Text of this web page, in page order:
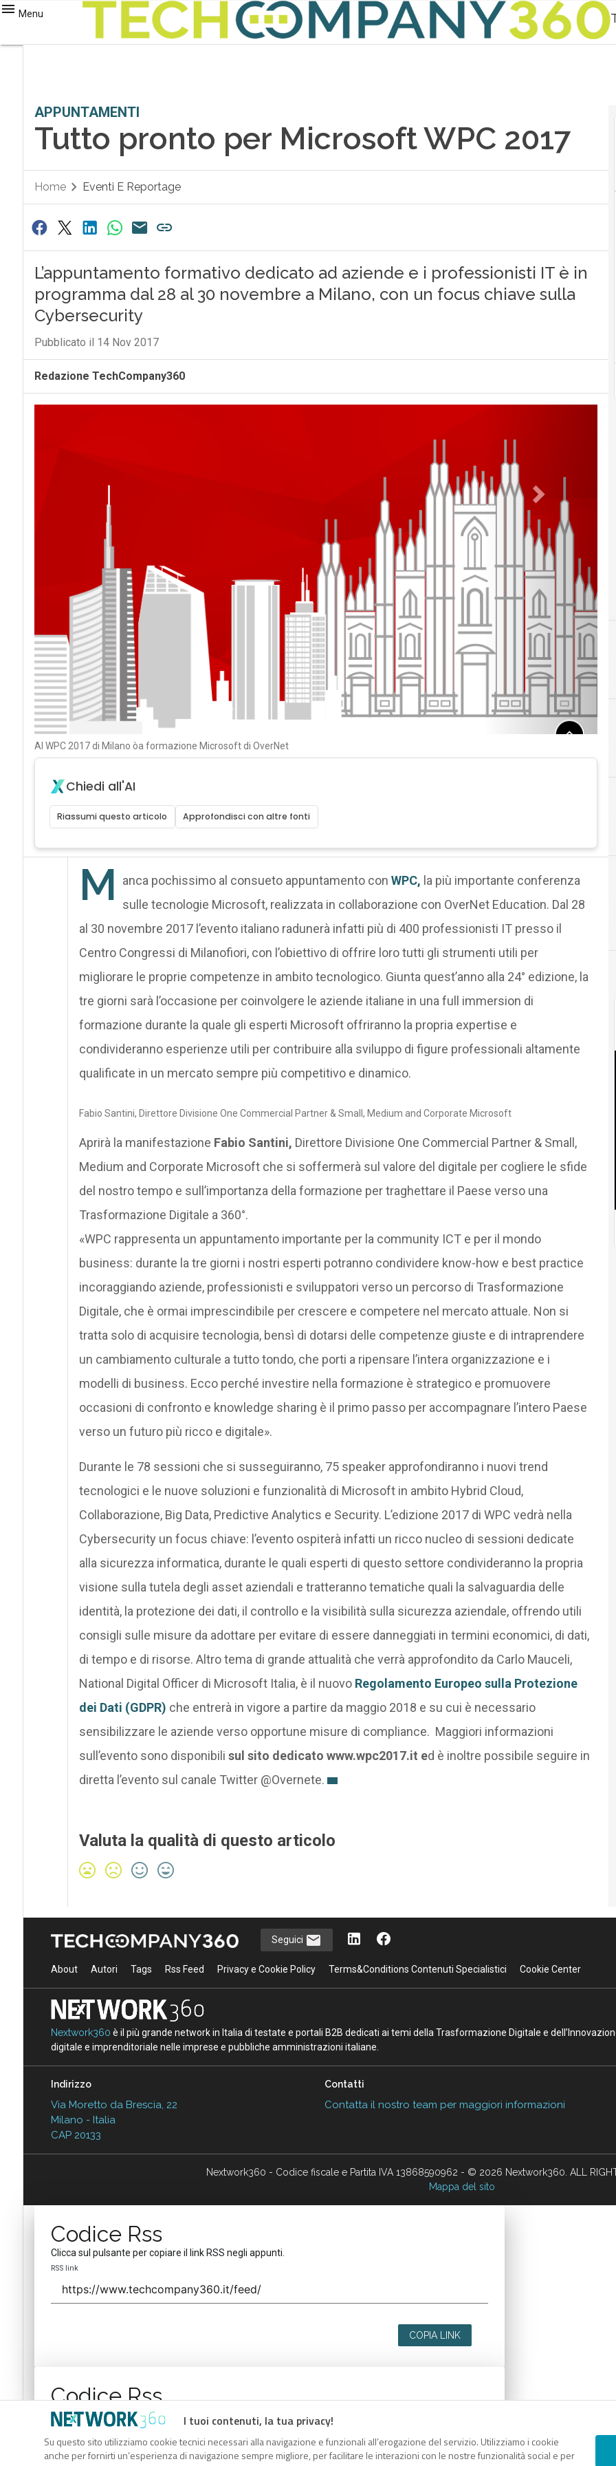
Menu
APPUNTAMENTI
Tutto pronto per Microsoft WPC 2017
Home Eventi E Reportage
L’appuntamento formativo dedicato ad aziende e i professionisti IT è in
programma dal 28 al 30 novembre a Milano, con un focus chiave sulla
Cybersecurity
Pubblicato il 14 Nov 2017
Redazione TechCompany360
Al WPC 2017 di Milano òa formazione Microsoft di OverNet
Chiedi all'AI
Riassumi questo articolo Approfondisci con altre fonti
M anca pochissimo al consueto appuntamento con WPC, la più importante conferenza
sulle tecnologie Microsoft, realizzata in collaborazione con OverNet Education. Dal 28
al 30 novembre 2017 l’evento italiano radunerà infatti più di 400 professionisti IT presso il
Centro Congressi di Milanofiori, con l’obiettivo di offrire loro tutti gli strumenti utili per
migliorare le proprie competenze in ambito tecnologico. Giunta quest’anno alla 24° edizione, la
tre giorni sarà l’occasione per coinvolgere le aziende italiane in una full immersion di
formazione durante la quale gli esperti Microsoft offriranno la propria expertise e
condivideranno esperienze utili per contribuire alla sviluppo di figure professionali altamente
qualificate in un mercato sempre più competitivo e dinamico.
Fabio Santini, Direttore Divisione One Commercial Partner & Small, Medium and Corporate Microsoft
Aprirà la manifestazione Fabio Santini, Direttore Divisione One Commercial Partner & Small,
Medium and Corporate Microsoft che si soffermerà sul valore del digitale per cogliere le sfide
del nostro tempo e sull’importanza della formazione per traghettare il Paese verso una
Trasformazione Digitale a 360°.
«WPC rappresenta un appuntamento importante per la community ICT e per il mondo
business: durante la tre giorni i nostri esperti potranno condividere know-how e best practice
incoraggiando aziende, professionisti e sviluppatori verso un percorso di Trasformazione
Digitale, che è ormai imprescindibile per crescere e competere nel mercato attuale. Non si
tratta solo di acquisire tecnologia, bensì di dotarsi delle competenze giuste e di intraprendere
un cambiamento culturale a tutto tondo, che porti a ripensare l’intera organizzazione e i
modelli di business. Ecco perché investire nella formazione è strategico e promuovere
occasioni di confronto e knowledge sharing è il primo passo per accompagnare l’intero Paese
verso un futuro più ricco e digitale».
Durante le 78 sessioni che si susseguiranno, 75 speaker approfondiranno i nuovi trend
tecnologici e le nuove soluzioni e funzionalità di Microsoft in ambito Hybrid Cloud,
Collaborazione, Big Data, Predictive Analytics e Security. L’edizione 2017 di WPC vedrà nella
Cybersecurity un focus chiave: l’evento ospiterà infatti un ricco nucleo di sessioni dedicate
alla sicurezza informatica, durante le quali esperti di questo settore condivideranno la propria
visione sulla tutela degli asset aziendali e tratteranno tematiche quali la salvaguardia delle
identità, la protezione dei dati, il controllo e la visibilità sulla sicurezza aziendale, offrendo utili
consigli sulle misure da adottare per evitare di essere danneggiati in termini economici, di dati,
di tempo e di risorse. Altro tema di grande attualità che verrà approfondito da Carlo Mauceli,
National Digital Officer di Microsoft Italia, è il nuovo Regolamento Europeo sulla Protezione
dei Dati (GDPR) che entrerà in vigore a partire da maggio 2018 e su cui è necessario
sensibilizzare le aziende verso opportune misure di compliance. Maggiori informazioni
sull’evento sono disponibili sul sito dedicato www.wpc2017.it ed è inoltre possibile seguire in
diretta l’evento sul canale Twitter @Overnete.
Valuta la qualità di questo articolo
I tuoi contenuti, la tua privacy!
Su questo sito utilizziamo cookie tecnici necessari alla navigazione e funzionali all’erogazione del servizio. Utilizziamo i cookie
anche per fornirti un’esperienza di navigazione sempre migliore, per facilitare le interazioni con le nostre funzionalità social e per
Seguici
About Autori Tags Rss Feed Privacy e Cookie Policy Terms&Conditions Contenuti Specialistici Cookie Center
Nextwork360 è il più grande network in Italia di testate e portali B2B dedicati ai temi della Trasformazione Digitale e
digitale e imprenditoriale nelle imprese e pubbliche amministrazioni italiane.
Indirizzo
Via Moretto da Brescia, 22
Milano - Italia
CAP 20133
Contatti
Contatta il nostro team per maggiori informazioni
Nextwork360 - Codice fiscale e Partita IVA 13868590962 - © 2026 Nextwork360. ALL
Mappa del sito
Codice Rss
Clicca sul pulsante per copiare il link RSS negli appunti.
RSS link
COPIA LINK
Codice Rss
Clicca sul pulsante per copiare il link RSS negli appunti.
RSS link